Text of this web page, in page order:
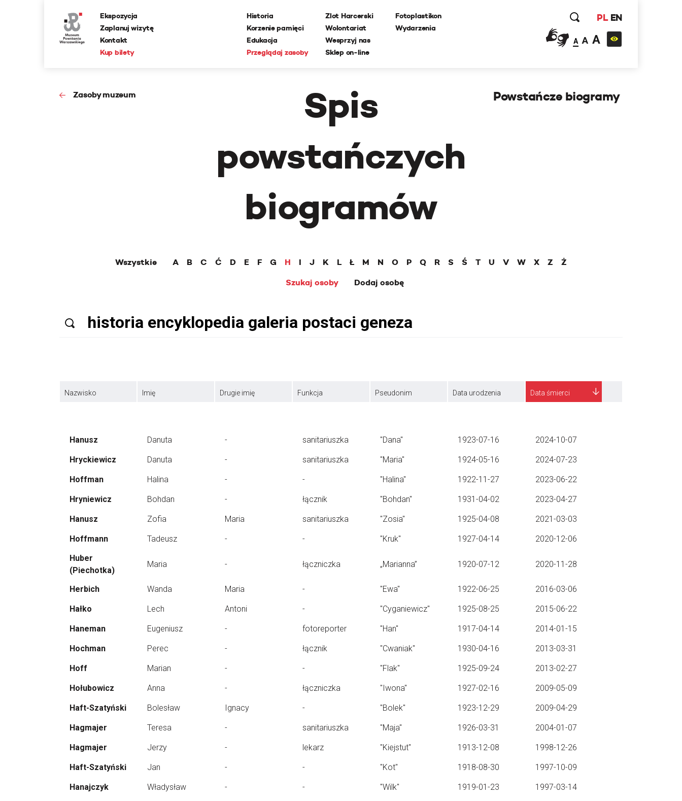
Ekspozycja
Zaplanuj wizytę
Kontakt
Kup bilety
Historia
Korzenie pamięci
Edukacja
Przeglądaj zasoby
Zlot Harcerski
Wolontariat
Wesprzyj nas
Sklep on-line
Fotoplastikon
Wydarzenia
PL EN
A A A
Zasoby muzeum
Spis
powstańczych
biogramów
Powstańcze biogramy
Wszystkie A B C Ć D E F G H I J K L Ł M N O P Q R S Ś T U V W X Z
Ż
Szukaj osoby
Dodaj osobę
Nazwisko Imię Drugie imię Funkcja Pseudonim Data urodzenia Data śmierci
Hanusz Danuta - sanitariuszka "Dana" 1923-07-16 2024-10-07
Hryckiewicz Danuta - sanitariuszka "Maria" 1924-05-16 2024-07-23
Hoffman Halina - - "Halina" 1922-11-27 2023-06-22
Hryniewicz Bohdan - łącznik "Bohdan" 1931-04-02 2023-04-27
Hanusz Zofia Maria sanitariuszka "Zosia" 1925-04-08 2021-03-03
Hoffmann Tadeusz - - "Kruk" 1927-04-14
2020-12-06
Huber
(Piechotka)
Maria - łączniczka „Marianna” 1920-07-12 2020-11-28
Herbich Wanda Maria - "Ewa" 1922-06-25 2016-03-06
Hałko Lech Antoni - "Cyganiewicz" 1925-08-25 2015-06-22
Haneman Eugeniusz - fotoreporter "Han" 1917-04-14 2014-01-15
Hochman Perec - łącznik "Cwaniak" 1930-04-16 2013-03-31
Hoff Marian - - "Flak" 1925-09-24 2013-02-27
Hołubowicz Anna - łączniczka "Iwona" 1927-02-16 2009-05-09
Haft-Szatyński Bolesław Ignacy - "Bolek" 1923-12-29 2009-04-29
Hagmajer Teresa - sanitariuszka "Maja" 1926-03-31 2004-01-07
Hagmajer Jerzy - lekarz "Kiejstut" 1913-12-08 1998-12-26
Haft-Szatyński Jan - - "Kot" 1918-08-30 1997-10-09
Hanajczyk Władysław - - "Wilk" 1919-01-23
1997-03-14